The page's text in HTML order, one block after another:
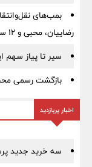
بمب‌های
رضاییان، محبی و ۱۲ ستاره لو رفت
سیر تا پیاز سهم
بازگشت رسمی
اخبار پربازدید
سه خرید جدید